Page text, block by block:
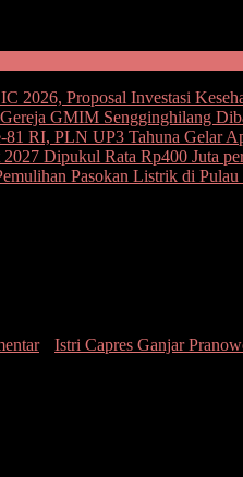
2026, Proposal Investasi
GMIM Sengginghilang
81 RI, PLN UP3 Tahuna Gelar
Dipukul Rata Rp400 Juta
Pasokan Listrik di Pulau
Istri Capres Ganjar